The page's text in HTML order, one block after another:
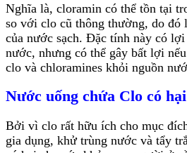
Nghĩa là, cloramin có thể tồn tại
so với clo cũ thông thường, do đó
của nước sạch. Đặc tính này có
nước, nhưng có thể gây bất lợi
clo và chloramines khỏi nguồn
Nước uống chứa Clo có
Bởi vì clo rất hữu ích cho mục
gia dụng, khử trùng nước và tẩy